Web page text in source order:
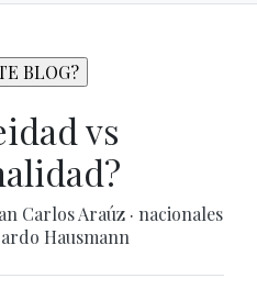
vs
Carlos Araúz · nacionales
Hausmann